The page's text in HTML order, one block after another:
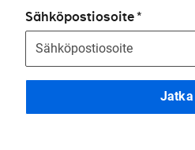
Sähköpostiosoite
Jatka